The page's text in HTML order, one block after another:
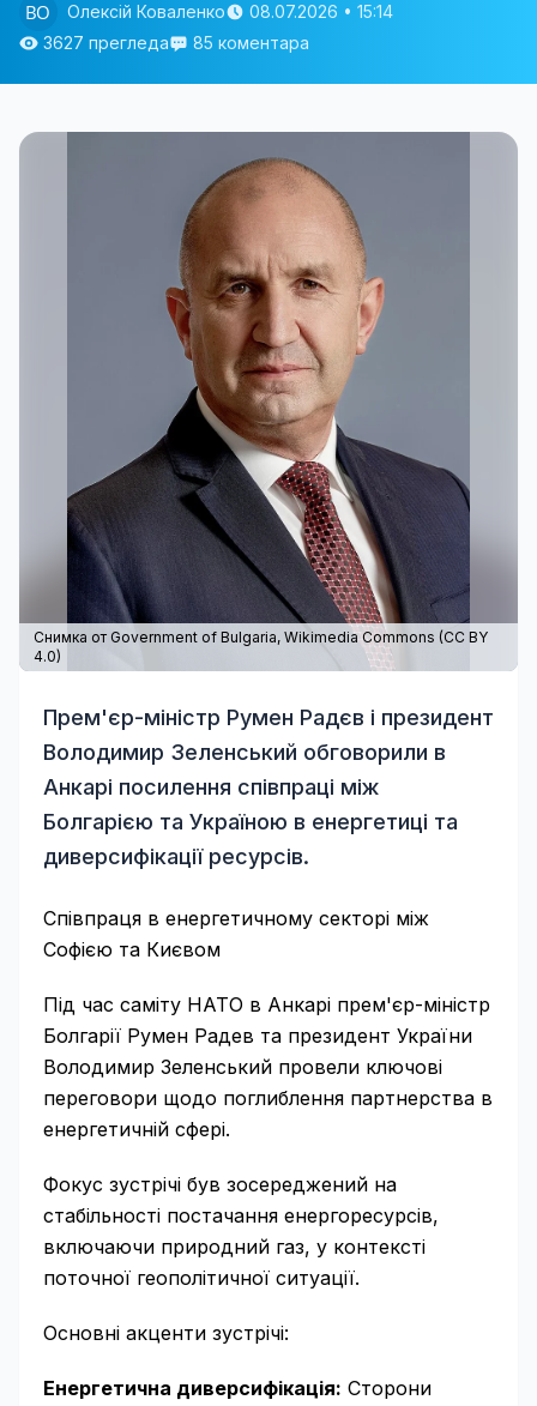
Олексій Коваленко
08.07.2026 • 15:14
3627 прегледа
85 коментара
Снимка от Government of Bulgaria, Wikimedia Commons (CC BY
4.0)
Прем'єр-міністр Румен Радєв і президент
Володимир Зеленський обговорили в
Анкарі посилення співпраці між
Болгарією та Україною в енергетиці та
диверсифікації ресурсів.
Співпраця в енергетичному секторі між
Софією та Києвом
Під час саміту НАТО в Анкарі прем'єр-міністр
Болгарії Румен Радев та президент України
Володимир Зеленський провели ключові
переговори щодо поглиблення партнерства в
енергетичній сфері.
Фокус зустрічі був зосереджений на
стабільності постачання енергоресурсів,
включаючи природний газ, у контексті
поточної геополітичної ситуації.
Основні акценти зустрічі:
Енергетична диверсифікація: Сторони